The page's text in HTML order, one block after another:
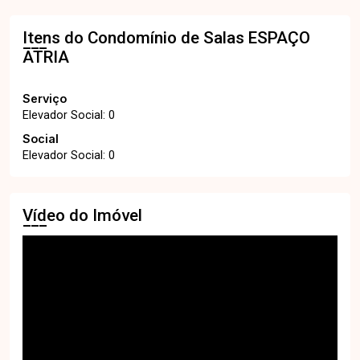
Itens do Condomínio de Salas ESPAÇO
ATRIA
Serviço
Elevador Social: 0
Social
Elevador Social: 0
Vídeo do Imóvel